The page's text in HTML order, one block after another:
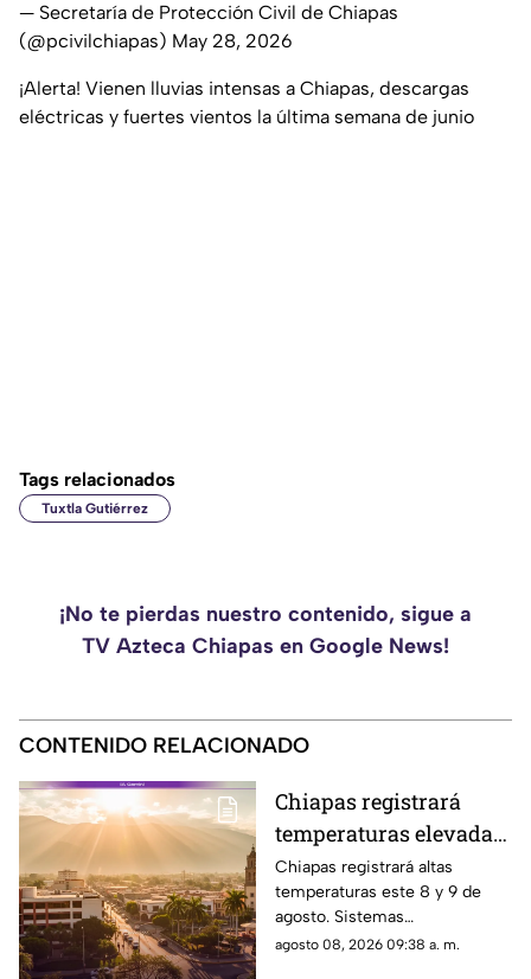
— Secretaría de Protección Civil de Chiapas
(@pcivilchiapas) May 28, 2026
¡Alerta! Vienen lluvias intensas a Chiapas, descargas
eléctricas y fuertes vientos la última semana de junio
Tags relacionados
Tuxtla Gutiérrez
¡No te pierdas nuestro contenido, sigue a
TV Azteca Chiapas en Google News!
CONTENIDO RELACIONADO
Chiapas registrará
temperaturas elevadas
este fin de semana:
calor extremo este 8 y 9
de agosto
Chiapas registrará altas
temperaturas este 8 y 9 de
agosto. Sistemas
anticiclónicos y la canícula
agosto 08, 2026 09:38 a. m.